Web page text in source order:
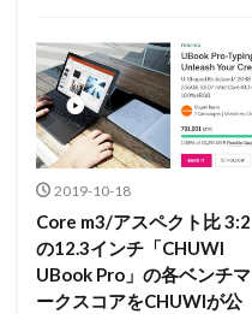
2019-10-18
Core m3/アスペクト比 3:2
の12.3インチ「CHUWI
UBook Pro」の各ベンチマ
ークスコアをCHUWIが公